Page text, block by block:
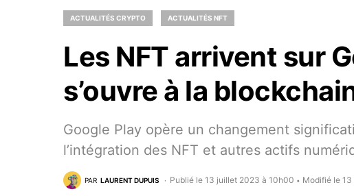
ACTUALITÉS CRYPTO ACTUALITÉS NFT
Les NFT arrivent sur
s’ouvre à la
Google Play opère un changement
l’intégration des NFT et autres actifs
PAR LAURENT DUPUIS Publié le 13 juillet 2023 à 10h00 • Modifié le